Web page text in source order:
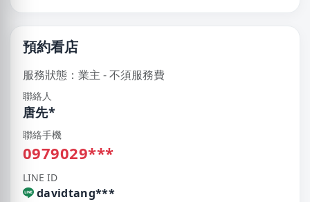
預約看店
服務狀態：業主 - 不須服務費
聯絡人
唐先*
聯絡手機
0979029***
LINE ID
davidtang***